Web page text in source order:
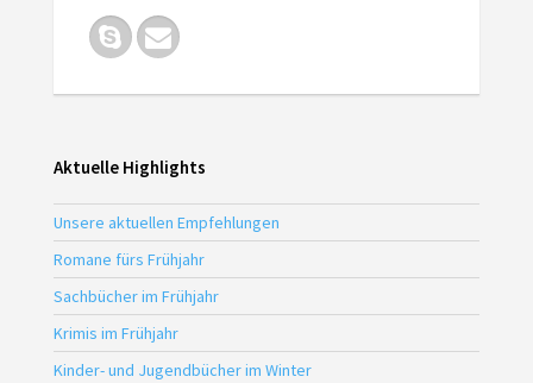
Aktuelle Highlights
Unsere aktuellen Empfehlungen
Romane fürs Frühjahr
Sachbücher im Frühjahr
Krimis im Frühjahr
Kinder- und Jugendbücher im Winter